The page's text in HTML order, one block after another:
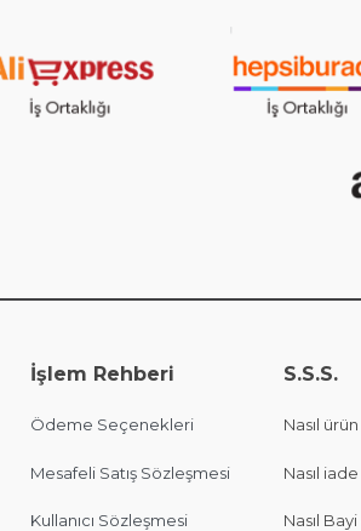
İşlem Rehberi
Ödeme Seçenekleri
Mesafeli Satış Sözleşmesi
Kullanıcı Sözleşmesi
S.S.S.
Nasıl ürün
Nasıl
Nasıl